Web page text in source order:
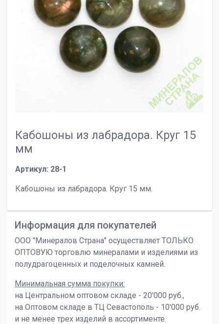
Кабошоны из лабрадора. Круг 15
мм
Артикул: 28-1
Кабошоны из лабрадора. Круг 15 мм.
Информация для покупателей
ООО "Минералов Страна" осуществляет ТОЛЬКО
ОПТОВУЮ торговлю минералами и изделиями из
полудрагоценных и поделочных камней.
Минимальная сумма покупки:
на Центральном оптовом складе - 20'000 руб.,
на Оптовом складе в ТЦ Севастополь - 10'000 руб.
и не менее трех изделий в ассортименте.